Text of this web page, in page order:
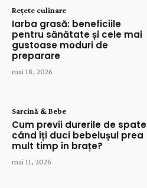
Rețete culinare
Iarba grasă: beneficiile
pentru sănătate și cele mai
gustoase moduri de
preparare
mai 18, 2026
Sarcină & Bebe
Cum previi durerile de spate
când îți duci bebelușul prea
mult timp în brațe?
mai 11, 2026